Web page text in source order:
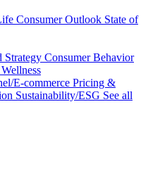
Consumer Outlook State of
Strategy Consumer Behavior
E-commerce Pricing &
Sustainability/ESG See all